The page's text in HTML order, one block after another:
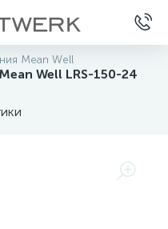
Mean Well
Well LRS-150-24